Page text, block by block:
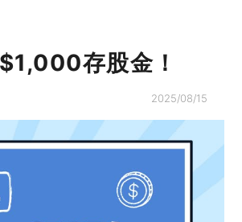
存股金！
2025/08/15